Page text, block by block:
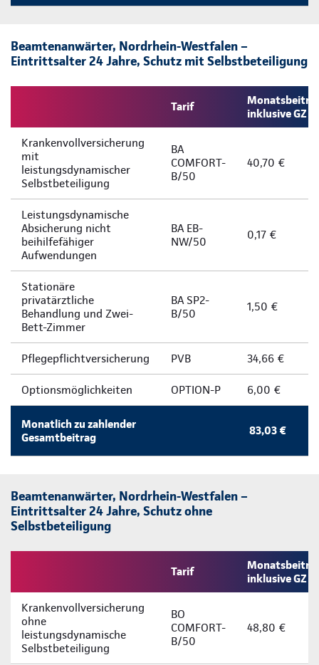
Beamtenanwärter, Nordrhein-Westfalen –
Eintrittsalter 24 Jahre, Schutz mit Selbstbeteiligung
Tarif
inklusive GZ
Krankenvollversicherung
mit
leistungsdynamischer
Selbstbeteiligung
BA
COMFORT-
B/50
40,70 €
Leistungsdynamische
Absicherung nicht
beihilfefähiger
Aufwendungen
BA EB-
NW/50
0,17 €
Stationäre
privatärztliche
Behandlung und Zwei-
Bett-Zimmer
BA SP2-
B/50
1,50 €
Pflegepflichtversicherung PVB 34,66 €
Optionsmöglichkeiten OPTION-P 6,00 €
Monatlich zu zahlender
Gesamtbeitrag
83,03 €
Beamtenanwärter, Nordrhein-Westfalen –
Eintrittsalter 24 Jahre, Schutz ohne
Selbstbeteiligung
Tarif
inklusive GZ
Krankenvollversicherung
ohne
leistungsdynamische
Selbstbeteiligung
BO
COMFORT-
B/50
48,80 €